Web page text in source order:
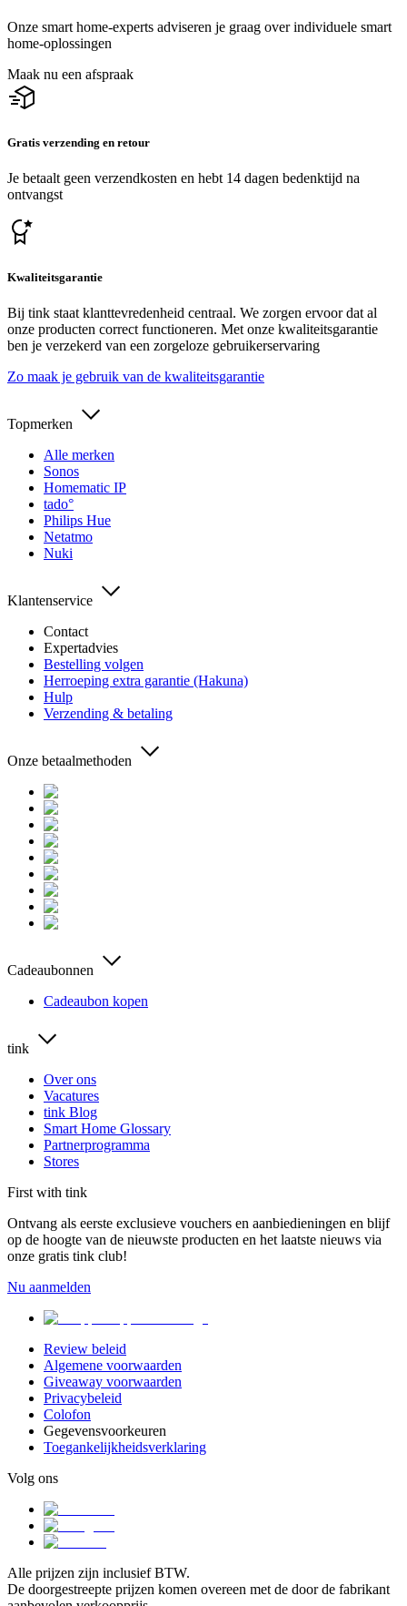
Onze smart home-experts adviseren je graag over individuele smart
home-oplossingen
Maak nu een afspraak
Gratis verzending en retour
Je betaalt geen verzendkosten en hebt 14 dagen bedenktijd na
ontvangst
Kwaliteitsgarantie
Bij tink staat klanttevredenheid centraal. We zorgen ervoor dat al
onze producten correct functioneren. Met onze kwaliteitsgarantie
ben je verzekerd van een zorgeloze gebruikerservaring
Zo maak je gebruik van de kwaliteitsgarantie
Topmerken
Alle merken
Sonos
Homematic IP
tado°
Philips Hue
Netatmo
Nuki
Klantenservice
Contact
Expertadvies
Bestelling volgen
Herroeping extra garantie (Hakuna)
Hulp
Verzending & betaling
Onze betaalmethoden
Cadeaubonnen
Cadeaubon kopen
tink
Over ons
Vacatures
tink Blog
Smart Home Glossary
Partnerprogramma
Stores
First with tink
Ontvang als eerste exclusieve vouchers en aanbiedieningen en blijf
op de hoogte van de nieuwste producten en het laatste nieuws via
onze gratis tink club!
Nu aanmelden
Review beleid
Algemene voorwaarden
Giveaway voorwaarden
Privacybeleid
Colofon
Gegevensvoorkeuren
Toegankelijkheidsverklaring
Volg ons
Alle prijzen zijn inclusief BTW.
De doorgestreepte prijzen komen overeen met de door de fabrikant